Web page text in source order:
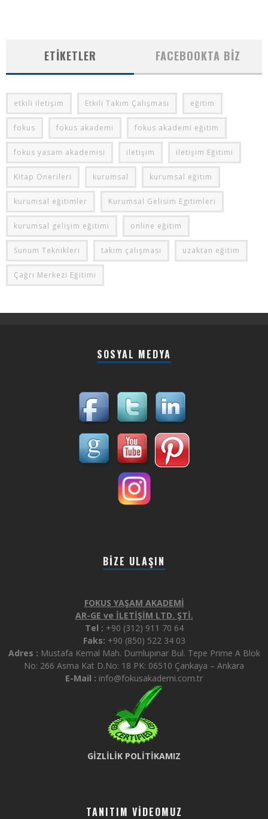
ETIKETLER FACEBOOKTA BIZ
etkili iletişim Etkili Takım Çalışması eğitim
fokus fokus akademi fokus akademi eğitim
fokus yasam akademisi iletişim iletişim Eğitimi
Kitap Önerileri kurumsal kurumsal eğitim
kurumsal eğitimler Kurumsal Gelisim Egitimleri
kurumsal gelişim eğitimi online eğitim
Sunum Teknikleri takım çalışması uzaktan eğitim
Çağrı Merkezi Eğitimi
SOSYAL MEDYA
BIZE ULAŞIN
FOKUS YAŞAM AKADEMİ
AR-GE ve İLETİŞİM LTD. ŞTİ.
Tel : +90 (312) 911 70 64
Faks: +90 (850) 522 34 03
Adres : Mustafa Kemal Mah. Dumlupınar Bul. Tepe Prime A Blok
No: 266 Asma Kat D.No: 18 PK: 06510 Çankaya – Ankara
E-Mail : info@fokusakademi.com.tr
GİZLİLİK POLİTİKAMIZ
TANITIM VIDEOMUZ